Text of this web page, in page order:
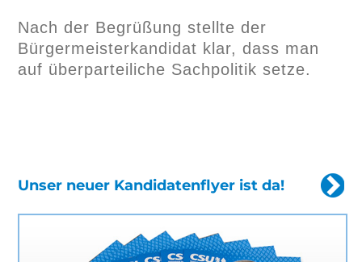
Nach der Begrüßung stellte der
Bürgermeisterkandidat klar, dass man
auf überparteiliche Sachpolitik setze.
Unser neuer Kandidatenflyer ist da!